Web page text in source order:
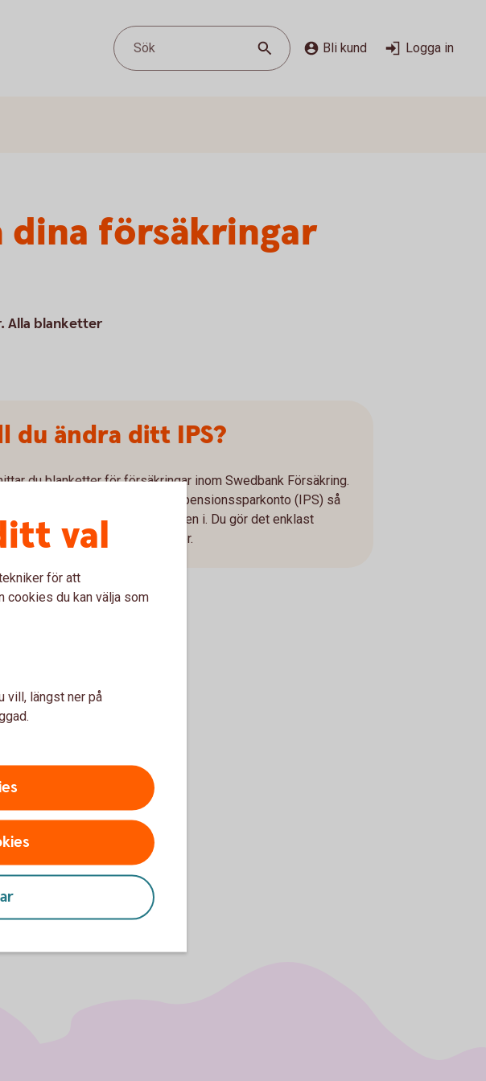
Sök Bli kund Logga in
försäkringar
Alla blanketter
du ändra ditt IPS?
du blanketter för försäkringar inom Swedbank Försäkring.
istället ändra i ditt individuella pensionssparkonto (IPS) så
du kontakta din bank du har den i. Du gör det enklast
att ringa eller besöka ett kontor.
val
för att
cookies du kan välja som
vill, längst ner på